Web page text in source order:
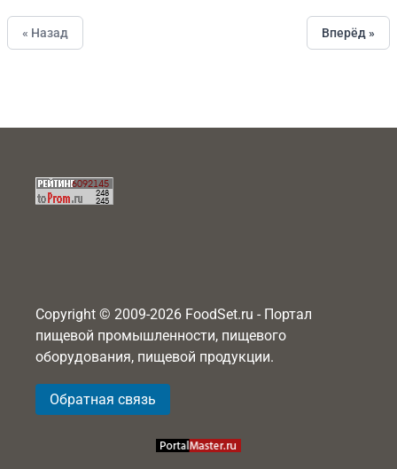
« Назад Вперёд »
Copyright © 2009-2026 FoodSet.ru - Портал
пищевой промышленности, пищевого
оборудования, пищевой продукции.
Обратная связь